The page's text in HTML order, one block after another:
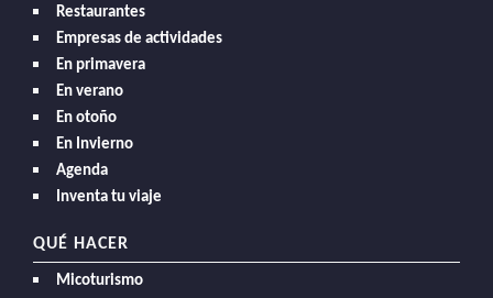
Restaurantes
Empresas de actividades
En primavera
En verano
En otoño
En Invierno
Agenda
Inventa tu viaje
QUÉ HACER
Micoturismo